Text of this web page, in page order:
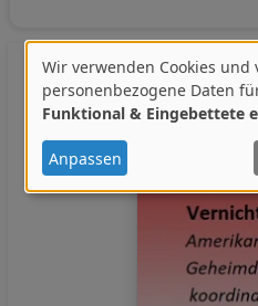
Verwendung
von
Daten
Wir verwenden Cookies und
personenbezogene Daten
Funktional & Eingebettete
Anpassen